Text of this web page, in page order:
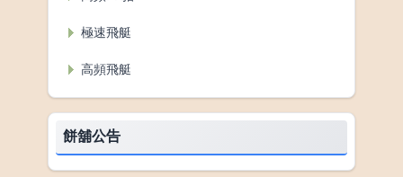
極速飛艇
高頻飛艇
餅舖公告